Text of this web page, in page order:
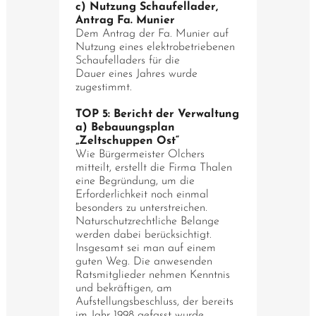
c) Nutzung Schaufellader,
Antrag Fa. Munier
Dem Antrag der Fa. Munier auf
Nutzung eines elektrobetriebenen
Schaufelladers für die
Dauer eines Jahres wurde
zugestimmt.
TOP 5: Bericht der Verwaltung
a) Bebauungsplan
„Zeltschuppen Ost“
Wie Bürgermeister Olchers
mitteilt, erstellt die Firma Thalen
eine Begründung, um die
Erforderlichkeit noch einmal
besonders zu unterstreichen.
Naturschutzrechtliche Belange
werden dabei berücksichtigt.
Insgesamt sei man auf einem
guten Weg. Die anwesenden
Ratsmitglieder nehmen Kenntnis
und bekräftigen, am
Aufstellungsbeschluss, der bereits